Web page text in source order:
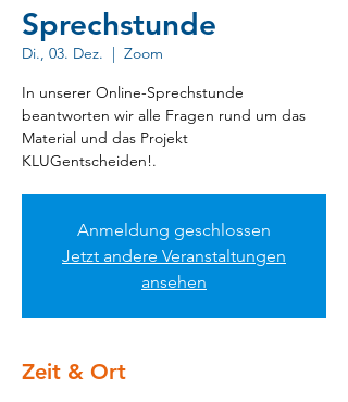
Sprechstunde
Di., 03. Dez.
  |
Zoom
In unserer Online-Sprechstunde
beantworten wir alle Fragen rund um das
Material und das Projekt
KLUGentscheiden!.
Anmeldung geschlossen
Jetzt andere Veranstaltungen
ansehen
Zeit & Ort